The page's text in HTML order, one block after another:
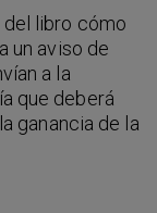
libro cómo
un aviso de
a la
que deberá
ganancia de la